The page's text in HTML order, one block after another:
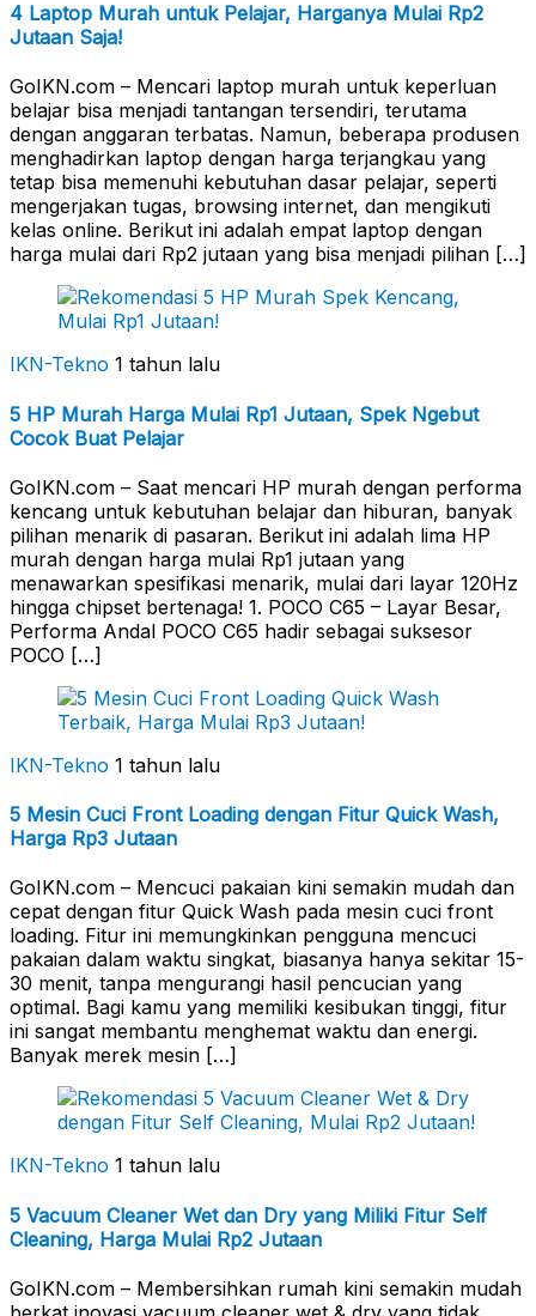
4 Laptop Murah untuk Pelajar, Harganya Mulai Rp2
Jutaan Saja!
GoIKN.com – Mencari laptop murah untuk keperluan
belajar bisa menjadi tantangan tersendiri, terutama
dengan anggaran terbatas. Namun, beberapa produsen
menghadirkan laptop dengan harga terjangkau yang
tetap bisa memenuhi kebutuhan dasar pelajar, seperti
mengerjakan tugas, browsing internet, dan mengikuti
kelas online. Berikut ini adalah empat laptop dengan
harga mulai dari Rp2 jutaan yang bisa menjadi pilihan […]
IKN-Tekno 1 tahun lalu
5 HP Murah Harga Mulai Rp1 Jutaan, Spek Ngebut
Cocok Buat Pelajar
GoIKN.com – Saat mencari HP murah dengan performa
kencang untuk kebutuhan belajar dan hiburan, banyak
pilihan menarik di pasaran. Berikut ini adalah lima HP
murah dengan harga mulai Rp1 jutaan yang
menawarkan spesifikasi menarik, mulai dari layar 120Hz
hingga chipset bertenaga! 1. POCO C65 – Layar Besar,
Performa Andal POCO C65 hadir sebagai suksesor
POCO […]
IKN-Tekno 1 tahun lalu
5 Mesin Cuci Front Loading dengan Fitur Quick Wash,
Harga Rp3 Jutaan
GoIKN.com – Mencuci pakaian kini semakin mudah dan
cepat dengan fitur Quick Wash pada mesin cuci front
loading. Fitur ini memungkinkan pengguna mencuci
pakaian dalam waktu singkat, biasanya hanya sekitar 15-
30 menit, tanpa mengurangi hasil pencucian yang
optimal. Bagi kamu yang memiliki kesibukan tinggi, fitur
ini sangat membantu menghemat waktu dan energi.
Banyak merek mesin […]
IKN-Tekno 1 tahun lalu
5 Vacuum Cleaner Wet dan Dry yang Miliki Fitur Self
Cleaning, Harga Mulai Rp2 Jutaan
GoIKN.com – Membersihkan rumah kini semakin mudah